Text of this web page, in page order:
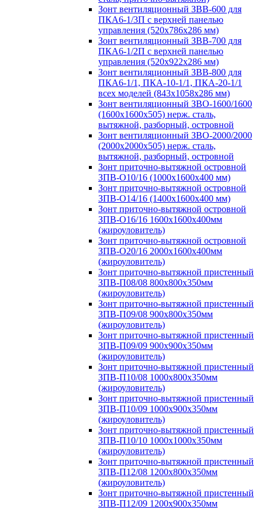
Зонт вентиляционный ЗВВ-600 для
ПКА6-1/3П с верхней панелью
управления (520х786х286 мм)
Зонт вентиляционный ЗВВ-700 для
ПКА6-1/2П с верхней панелью
управления (520х922х286 мм)
Зонт вентиляционный ЗВВ-800 для
ПКА6-1/1, ПКА-10-1/1, ПКА-20-1/1
всех моделей (843х1058х286 мм)
Зонт вентиляционный ЗВО-1600/1600
(1600х1600х505) нерж. сталь,
вытяжной, разборный, островной
Зонт вентиляционный ЗВО-2000/2000
(2000х2000х505) нерж. сталь,
вытяжной, разборный, островной
Зонт приточно-вытяжной островной
ЗПВ-О10/16 (1000х1600х400 мм)
Зонт приточно-вытяжной островной
ЗПВ-О14/16 (1400х1600х400 мм)
Зонт приточно-вытяжной островной
ЗПВ-О16/16 1600х1600х400мм
(жироуловитель)
Зонт приточно-вытяжной островной
ЗПВ-О20/16 2000х1600х400мм
(жироуловитель)
Зонт приточно-вытяжной пристенный
ЗПВ-П08/08 800х800х350мм
(жироуловитель)
Зонт приточно-вытяжной пристенный
ЗПВ-П09/08 900х800х350мм
(жироуловитель)
Зонт приточно-вытяжной пристенный
ЗПВ-П09/09 900х900х350мм
(жироуловитель)
Зонт приточно-вытяжной пристенный
ЗПВ-П10/08 1000х800х350мм
(жироуловитель)
Зонт приточно-вытяжной пристенный
ЗПВ-П10/09 1000х900х350мм
(жироуловитель)
Зонт приточно-вытяжной пристенный
ЗПВ-П10/10 1000х1000х350мм
(жироуловитель)
Зонт приточно-вытяжной пристенный
ЗПВ-П12/08 1200х800х350мм
(жироуловитель)
Зонт приточно-вытяжной пристенный
ЗПВ-П12/09 1200х900х350мм